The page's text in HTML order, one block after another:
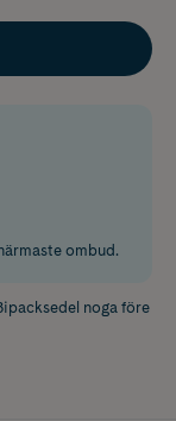
ombud.
noga före